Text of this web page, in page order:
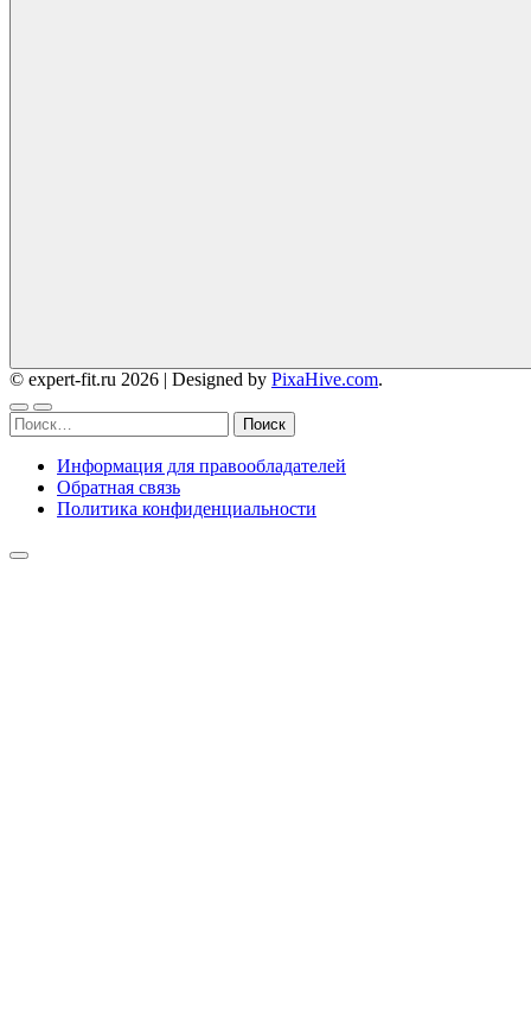
© expert-fit.ru 2026 | Designed by PixaHive.com.
Найти:
Информация для правообладателей
Обратная связь
Политика конфиденциальности